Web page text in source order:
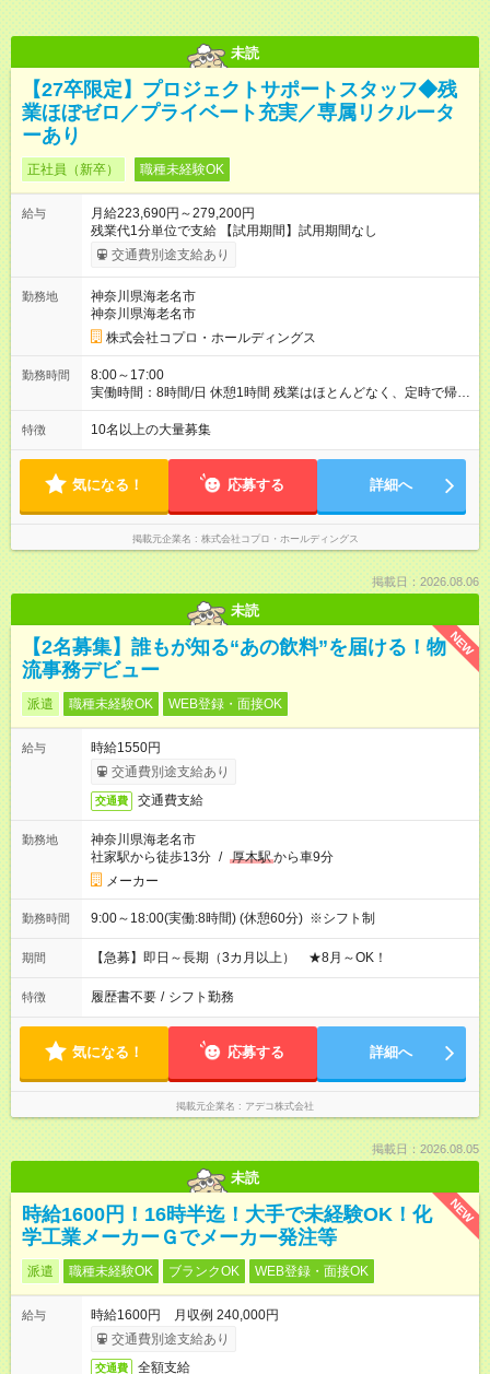
未読
【27卒限定】プロジェクトサポートスタッフ◆残
業ほぼゼロ／プライベート充実／専属リクルータ
ーあり
正社員（新卒） 職種未経験OK
給与
月給223,690円～279,200円
残業代1分単位で支給 【試用期間】試用期間なし
交通費別途支給あり
勤務地
神奈川県海老名市
神奈川県海老名市
株式会社コプロ・ホールディングス
勤務時間
8:00～17:00
実働時間：8時間/日 休憩1時間 残業はほとんどなく、定時で帰れ
る日が多い働き方です。 毎日の業務は進捗管理や事務が中心な
ので、 「今日やるべき仕事」が終われば、自然と区切りをつけ
方を大切にしています。
特徴 10名以上の大量募集
気になる！ 応募する 詳細へ
掲載元企業名 株式会社コプロ・ホールディングス
掲載日：2026.08.06
未読
NEW
【2名募集】誰もが知る“あの飲料”を届ける！物
流事務デビュー
派遣 職種未経験OK WEB登録・面接OK
給与
時給1550円
交通費別途支給あり
交通費 交通費支給
勤務地
神奈川県海老名市
社家駅から徒歩13分 / 厚木駅から車9分
メーカー
勤務時間 9:00～18:00(実働:8時間) (休憩60分) ※シフト制
期間 【急募】即日～長期（3カ月以上） ★8月～OK！
特徴 履歴書不要 / シフト勤務
気になる！ 応募する 詳細へ
掲載元企業名 アデコ株式会社
掲載日：2026.08.05
未読
NEW
時給1600円！16時半迄！大手で未経験OK！化
学工業メーカーＧでメーカー発注等
派遣 職種未経験OK ブランクOK WEB登録・面接OK
給与
時給1600円 月収例 240,000円
交通費別途支給あり
交通費 全額支給